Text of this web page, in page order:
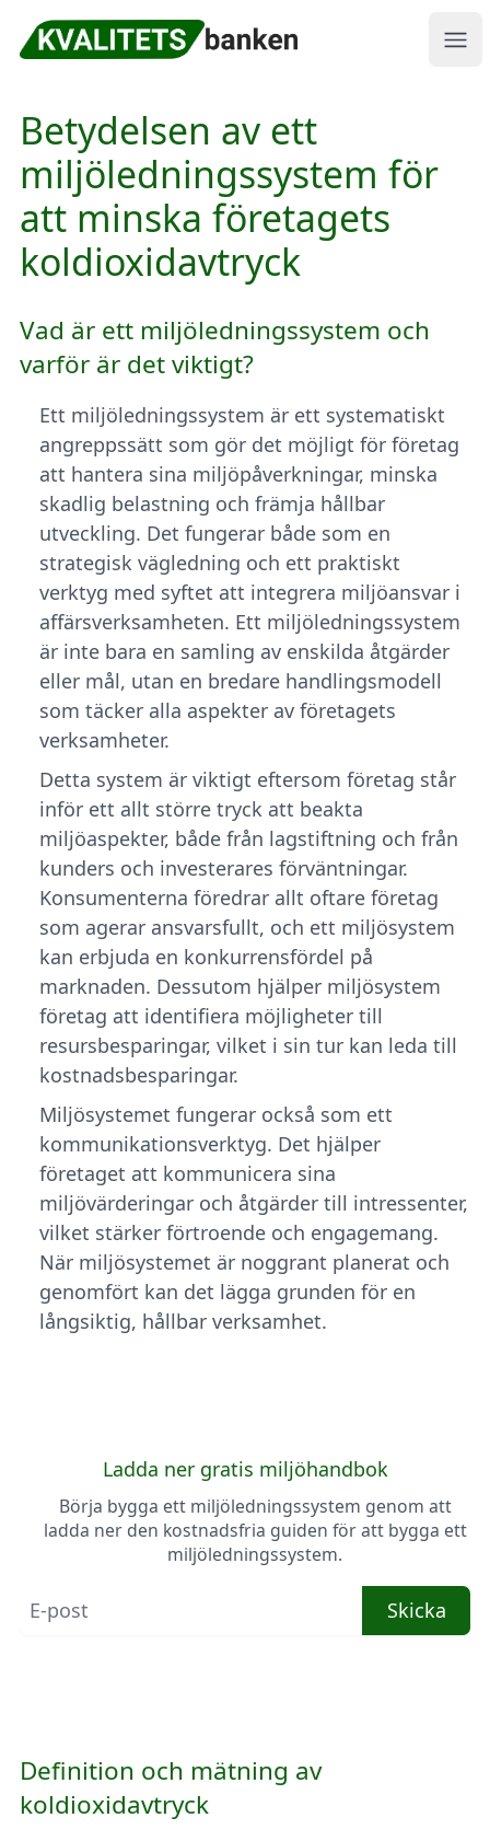
Kvalitetsbanken
Betydelsen av ett
miljöledningssystem för
att minska företagets
koldioxidavtryck
Vad är ett miljöledningssystem och
varför är det viktigt?
Ett miljöledningssystem är ett systematiskt
angreppssätt som gör det möjligt för företag
att hantera sina miljöpåverkningar, minska
skadlig belastning och främja hållbar
utveckling. Det fungerar både som en
strategisk vägledning och ett praktiskt
verktyg med syftet att integrera miljöansvar i
affärsverksamheten. Ett miljöledningssystem
är inte bara en samling av enskilda åtgärder
eller mål, utan en bredare handlingsmodell
som täcker alla aspekter av företagets
verksamheter.
Detta system är viktigt eftersom företag står
inför ett allt större tryck att beakta
miljöaspekter, både från lagstiftning och från
kunders och investerares förväntningar.
Konsumenterna föredrar allt oftare företag
som agerar ansvarsfullt, och ett miljösystem
kan erbjuda en konkurrensfördel på
marknaden. Dessutom hjälper miljösystem
företag att identifiera möjligheter till
resursbesparingar, vilket i sin tur kan leda till
kostnadsbesparingar.
Miljösystemet fungerar också som ett
kommunikationsverktyg. Det hjälper
företaget att kommunicera sina
miljövärderingar och åtgärder till intressenter,
vilket stärker förtroende och engagemang.
När miljösystemet är noggrant planerat och
genomfört kan det lägga grunden för en
långsiktig, hållbar verksamhet.
Ladda ner gratis miljöhandbok
Börja bygga ett miljöledningssystem genom att
ladda ner den kostnadsfria guiden för att bygga ett
miljöledningssystem.
Skicka
Definition och mätning av
koldioxidavtryck